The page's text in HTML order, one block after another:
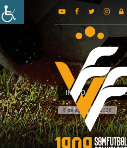
INICIO
6 de agosto de 2026